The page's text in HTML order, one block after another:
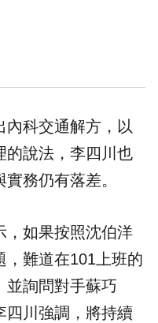
內科交通解方，以
的說法，李四川也
務仍有落差。
，如果按照沈伯洋
，難道在101上班的
並詢問對手蘇巧
四川強調，將持續